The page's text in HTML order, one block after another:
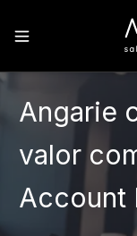
Angarie
valor
Account